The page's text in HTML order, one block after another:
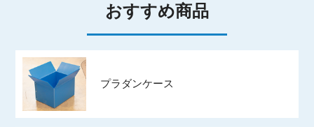
おすすめ商品
プラダンケース